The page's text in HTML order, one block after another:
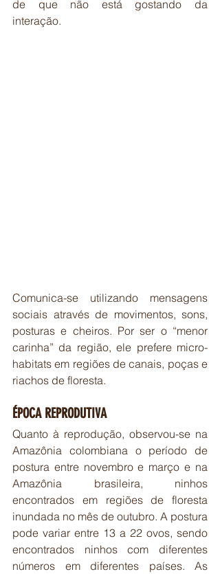
de que não está gostando da
interação.
Comunica-se utilizando mensagens
sociais através de movimentos, sons,
posturas e cheiros. Por ser o “menor
carinha” da região, ele prefere micro-
habitats em regiões de canais, poças e
riachos de floresta.
ÉPOCA REPRODUTIVA
Quanto à reprodução, observou-se na
Amazônia colombiana o período de
postura entre novembro e março e na
Amazônia brasileira, ninhos
encontrados em regiões de floresta
inundada no mês de outubro. A postura
pode variar entre 13 a 22 ovos, sendo
encontrados ninhos com diferentes
números em diferentes países. As